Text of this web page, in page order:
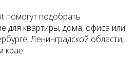
помогут подобрать
для квартиры, дома, офиса или
Ленинградской области,
крае.